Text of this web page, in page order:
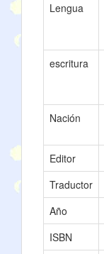
Lengua
escritura
Nación
Editor
Traductor
Año
ISBN